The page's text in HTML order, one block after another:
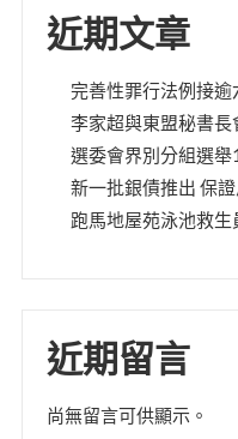
近期文章
完善性罪行法例接逾
李家超與東盟秘書長
選委會界別分組選
新一批銀債推出 保
跑馬地屋苑泳池救
近期留言
尚無留言可供顯示。